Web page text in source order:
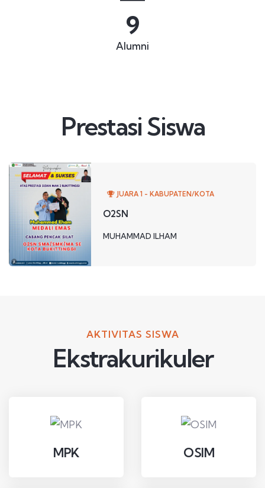
10
Alumni
Prestasi Siswa
JUARA 1 - KABUPATEN/KOTA
O2SN
MUHAMMAD ILHAM
AKTIVITAS SISWA
Ekstrakurikuler
MPK OSIM